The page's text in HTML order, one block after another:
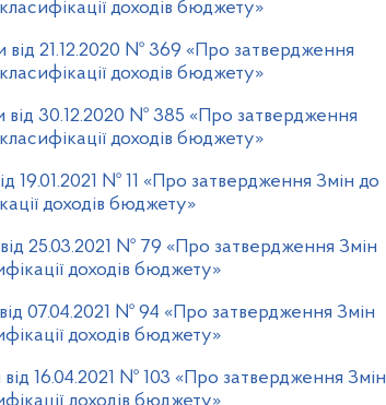
доходів бюджету»
від 21.12.2020 № 369 «Про затвердження
доходів бюджету»
від 30.12.2020 № 385 «Про затвердження
доходів бюджету»
19.01.2021 № 11 «Про затвердження Змін до
доходів бюджету»
25.03.2021 № 79 «Про затвердження Змін
доходів бюджету»
07.04.2021 № 94 «Про затвердження Змін
доходів бюджету»
16.04.2021 № 103 «Про затвердження Змін